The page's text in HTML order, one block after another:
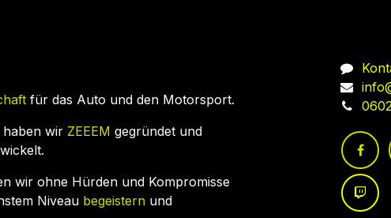
für das Auto und den Motorsport.
haben wir ZEEEM gegründet und
wir ohne Hürden und Kompromisse
Niveau begeistern und